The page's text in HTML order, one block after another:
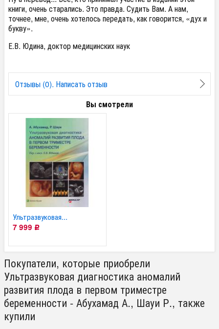
книги, очень старались. Это правда. Судить Вам. А нам,
точнее, мне, очень хотелось передать, как говорится, «дух и
букву».
Е.В. Юдина, доктор медицинских наук
Отзывы (0). Написать отзыв
Вы смотрели
Ультразвуковая...
7 999 Р
Покупатели, которые приобрели
Ультразвуковая диагностика аномалий
развития плода в первом триместре
беременности - Абухамад А., Шауи Р., также
купили